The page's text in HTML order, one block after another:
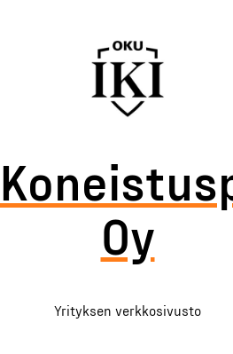
Oy
Yrityksen verkkosivusto